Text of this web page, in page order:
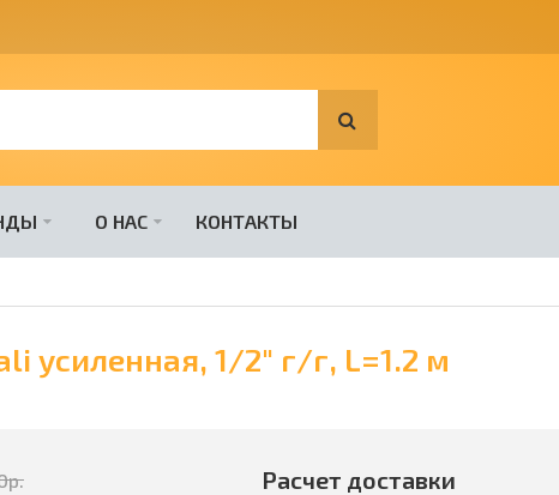
О НАС КОНТАКТЫ
усиленная, 1/2" г/г, L=1.2 м
р. Расчет доставки